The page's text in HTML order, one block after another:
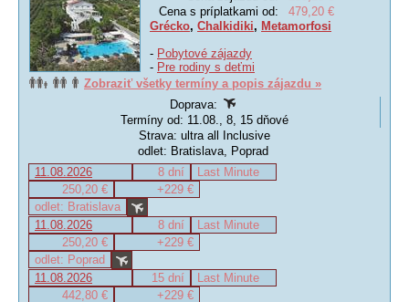
Cena s príplatkami od:
479,20 €
Grécko, Chalkidiki, Metamorfosi
- Pobytové zájazdy
- Pre rodiny s deťmi
Zobraziť všetky termíny a popis zájazdu »
Doprava:
Termíny od: 11.08., 8, 15 dňové
Strava: ultra all Inclusive
odlet: Bratislava, Poprad
11.08.2026
8 dní
Last Minute
250,20 €
+229 €
odlet: Bratislava
11.08.2026
8 dní
Last Minute
250,20 €
+229 €
odlet: Poprad
11.08.2026
15 dní
Last Minute
442,80 €
+229 €